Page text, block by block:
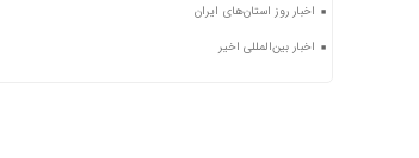
اخبار روز استان‌های ایران
اخبار بین‌المللی اخیر